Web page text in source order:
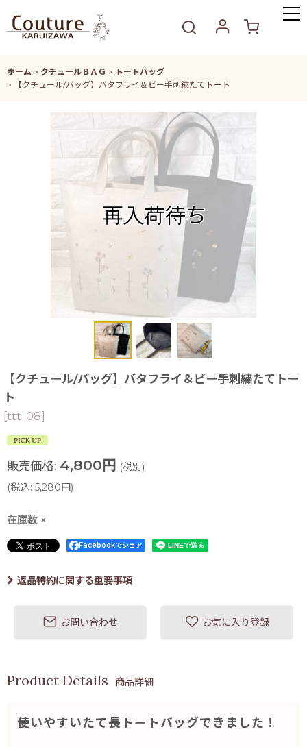
ホーム > クチュールＢＡＧ > トートバッグ
>
【クチュール/バッグ】バタフライ＆ビー手刺繍たてトート
【クチュール/バッグ】バタフライ＆ビー手刺繍たてトー
ト
[ttt-08]
販売価格: 4,800円 (税別)
(税込: 5,280円)
在庫数 ×
Facebookでシェア
返品特約に関する重要事項
お問い合わせ お気に入り登録
商品詳細
使いやすいたて長トートバッグできました！